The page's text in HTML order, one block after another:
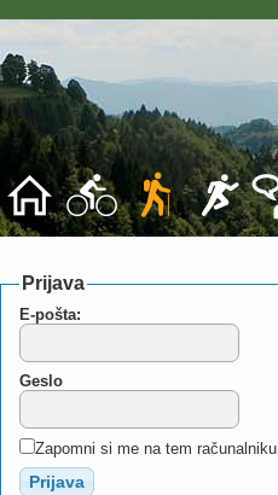
Prijava
E-pošta:
Geslo
Zapomni si me na tem računalniku